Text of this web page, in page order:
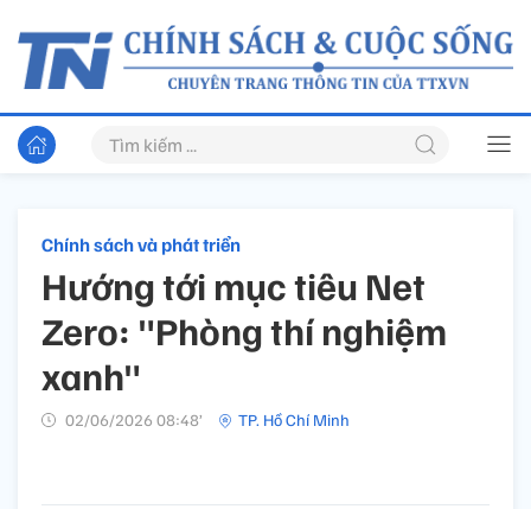
Chính sách và phát triển
Hướng tới mục tiêu Net
Zero: "Phòng thí nghiệm
xanh"
02/06/2026 08:48’ TP. Hồ Chí Minh